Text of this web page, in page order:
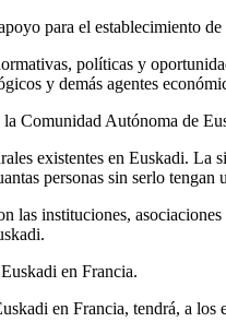
para el establecimiento
políticas y
y demás agentes
Comunidad Autónoma de
existentes en Euskadi. La
personas sin serlo
las instituciones,
en Francia.
en Francia, tendrá, a